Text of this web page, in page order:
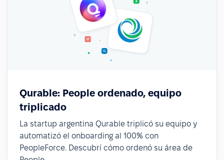
Qurable: People ordenado, equipo
triplicado
La startup argentina Qurable triplicó su equipo y
automatizó el onboarding al 100% con
PeopleForce. Descubrí cómo ordenó su área de